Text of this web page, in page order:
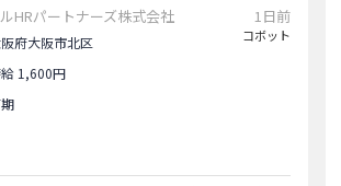
HRパートナーズ株式会社
府大阪市北区
1,600円
1日前
コボット